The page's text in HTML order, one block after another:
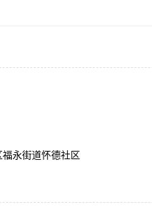
永街道怀德社区